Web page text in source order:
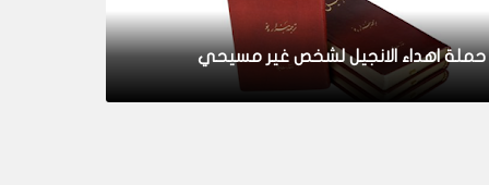
محمد ابن عبدالله ام قُثم بن عبد اللات !